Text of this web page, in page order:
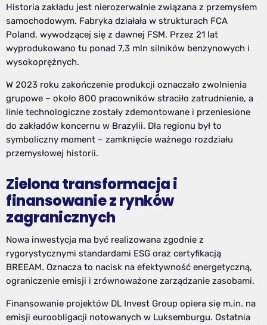
Historia zakładu jest nierozerwalnie związana z przemysłem
samochodowym. Fabryka działała w strukturach FCA
Poland, wywodzącej się z dawnej FSM. Przez 21 lat
wyprodukowano tu ponad 7,3 mln silników benzynowych i
wysokoprężnych.
W 2023 roku zakończenie produkcji oznaczało zwolnienia
grupowe – około 800 pracowników straciło zatrudnienie, a
linie technologiczne zostały zdemontowane i przeniesione
do zakładów koncernu w Brazylii. Dla regionu był to
symboliczny moment – zamknięcie ważnego rozdziału
przemysłowej historii.
Zielona transformacja i
finansowanie z rynków
zagranicznych
Nowa inwestycja ma być realizowana zgodnie z
rygorystycznymi standardami ESG oraz certyfikacją
BREEAM. Oznacza to nacisk na efektywność energetyczną,
ograniczenie emisji i zrównoważone zarządzanie zasobami.
Finansowanie projektów DL Invest Group opiera się m.in. na
emisji euroobligacji notowanych w Luksemburgu. Ostatnia